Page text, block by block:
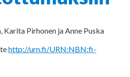
Karita Pirhonen ja Anne Puska
http://urn.fi/URN:NBN:fi-